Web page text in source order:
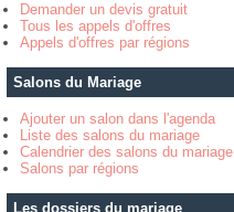
Demander un devis gratuit
Tous les appels d'offres
Appels d'offres par régions
Salons du Mariage
Ajouter un salon dans l'agenda
Liste des salons du mariage
Calendrier des salons du mariage
Salons par régions
Les dossiers du mariage